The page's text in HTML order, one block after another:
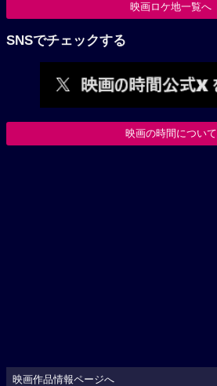
映画ロケ地一覧へ
SNSでチェックする
映画の時間について
映画作品情報ページへ